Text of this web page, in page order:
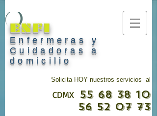
ENFI
Enfermeras y
Cuidadoras a
domicilio
Solicita HOY nuestros servicios al
CDMX 55 68 38 10
56 52 07 73